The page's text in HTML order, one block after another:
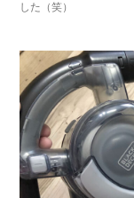
した（笑）